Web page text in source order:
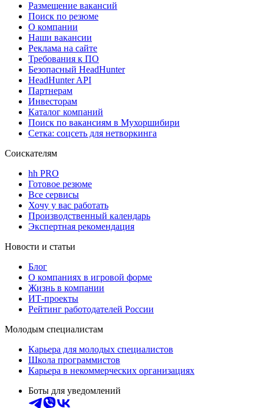
Размещение вакансий
Поиск по резюме
О компании
Наши вакансии
Реклама на сайте
Требования к ПО
Безопасный HeadHunter
HeadHunter API
Партнерам
Инвесторам
Каталог компаний
Поиск по вакансиям в Мухоршибири
Сетка: соцсеть для нетворкинга
Соискателям
hh PRO
Готовое резюме
Все сервисы
Хочу у вас работать
Производственный календарь
Экспертная рекомендация
Новости и статьи
Блог
О компаниях в игровой форме
Жизнь в компании
ИТ-проекты
Рейтинг работодателей России
Молодым специалистам
Карьера для молодых специалистов
Школа программистов
Карьера в некоммерческих организациях
Боты для уведомлений